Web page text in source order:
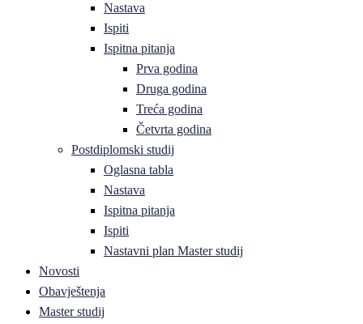
Nastava
Ispiti
Ispitna pitanja
Prva godina
Druga godina
Treća godina
Četvrta godina
Postdiplomski studij
Oglasna tabla
Nastava
Ispitna pitanja
Ispiti
Nastavni plan Master studij
Novosti
Obavještenja
Master studij